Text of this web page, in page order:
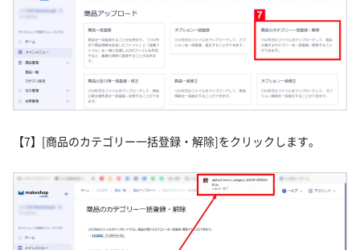
【7】[商品のカテゴリー一括登録・解除]をクリックします。